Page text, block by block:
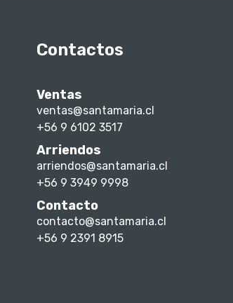
Contactos
Ventas
ventas@santamaria.cl
+56 9 6102 3517
Arriendos
arriendos@santamaria.cl
+56 9 3949 9998
Contacto
contacto@santamaria.cl
+56 9 2391 8915